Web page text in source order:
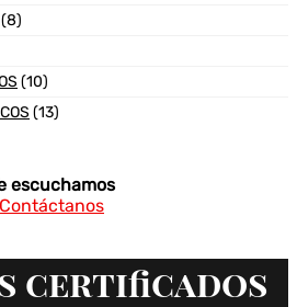
(8)
(10)
(13)
escuchamos
Contáctanos
certificados